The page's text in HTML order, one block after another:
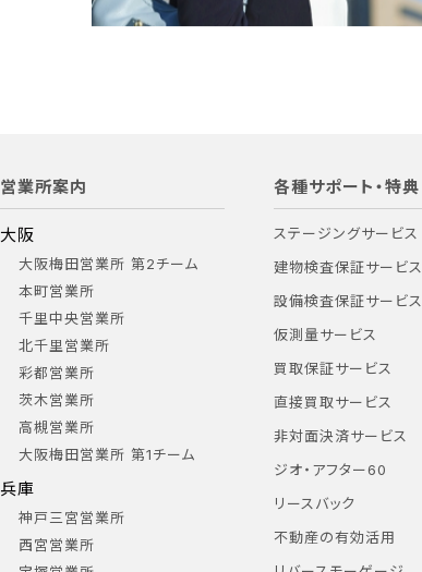
営業所案内
大阪
大阪梅田営業所 第2チーム
本町営業所
千里中央営業所
北千里営業所
彩都営業所
茨木営業所
高槻営業所
大阪梅田営業所 第1チーム
兵庫
神戸三宮営業所
西宮営業所
各種サポート・特典
ステージングサービス
建物検査保証サービス
設備検査保証サービス
仮測量サービス
買取保証サービス
直接買取サービス
非対面決済サービス
ジオ・アフター60
リースバック
不動産の有効活用